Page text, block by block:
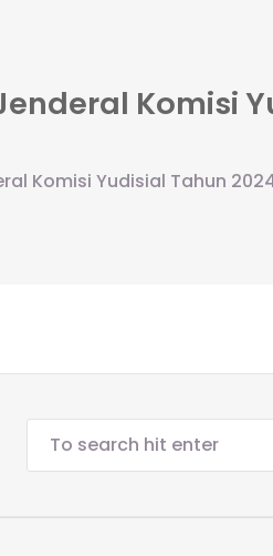
Komisi
Komisi Yudisial Tahun